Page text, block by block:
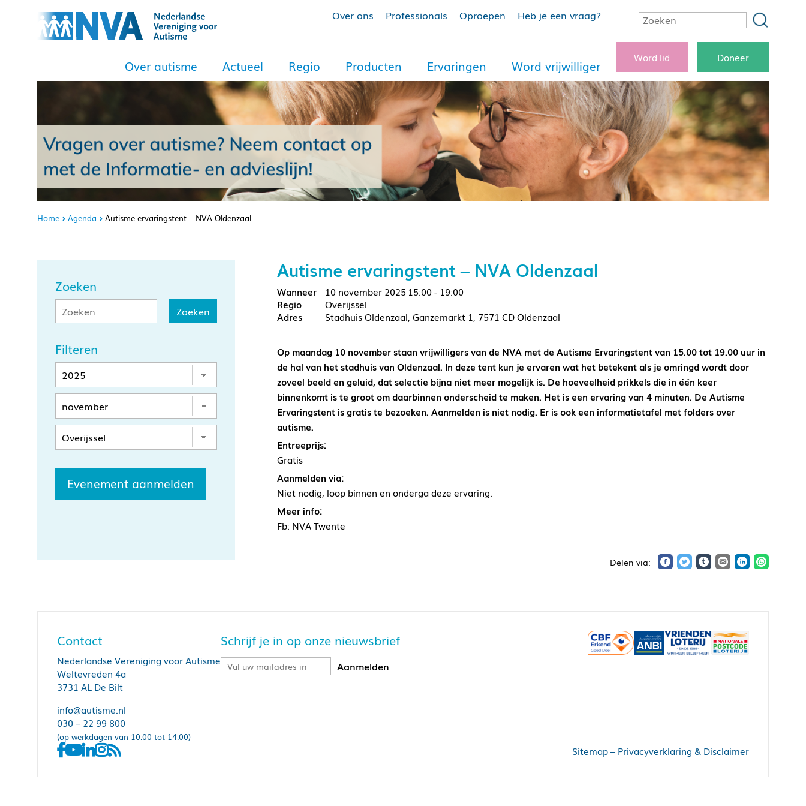
Over ons Professionals Oproepen Heb je een vraag?
Over autisme Actueel Regio Producten Ervaringen Word vrijwilliger
Word lid Doneer
Home Agenda Autisme ervaringstent – NVA Oldenzaal
Zoeken
Filteren
Evenement aanmelden
Autisme ervaringstent – NVA Oldenzaal
10 november 2025 15:00 - 19:00
Overijssel
Stadhuis Oldenzaal, Ganzemarkt 1, 7571 CD Oldenzaal
Op maandag 10 november staan vrijwilligers van de NVA met de Autisme Ervaringstent van 15.00 tot 19.00 uur in
de hal van het stadhuis van Oldenzaal. In deze tent kun je ervaren wat het betekent als je omringd wordt door
zoveel beeld en geluid, dat selectie bijna niet meer mogelijk is. De hoeveelheid prikkels die in één keer
binnenkomt is te groot om daarbinnen onderscheid te maken. Het is een ervaring van 4 minuten. De Autisme
Ervaringstent is gratis te bezoeken. Aanmelden is niet nodig. Er is ook een informatietafel met folders over
autisme.
Entreeprijs:
Gratis
Aanmelden via:
Niet nodig, loop binnen en onderga deze ervaring.
Meer info:
Fb: NVA Twente
Contact
Nederlandse Vereniging voor Autisme
Weltevreden 4a
3731 AL De Bilt
info@autisme.nl
030 – 22 99 800
(op werkdagen van 10.00 tot 14.00)
Schrijf je in op onze nieuwsbrief
Sitemap– Privacyverklaring & Disclaimer